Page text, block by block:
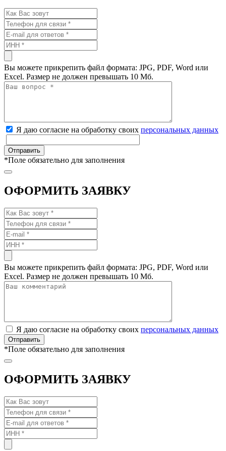
Вы можете прикрепить файл формата: JPG, PDF, Word или
Excel. Размер не должен превышать 10 Мб.
Я даю согласие на обработку своих персональных данных
*Поле обязательно для заполнения
ОФОРМИТЬ ЗАЯВКУ
Вы можете прикрепить файл формата: JPG, PDF, Word или
Excel. Размер не должен превышать 10 Мб.
Я даю согласие на обработку своих персональных данных
*Поле обязательно для заполнения
ОФОРМИТЬ ЗАЯВКУ